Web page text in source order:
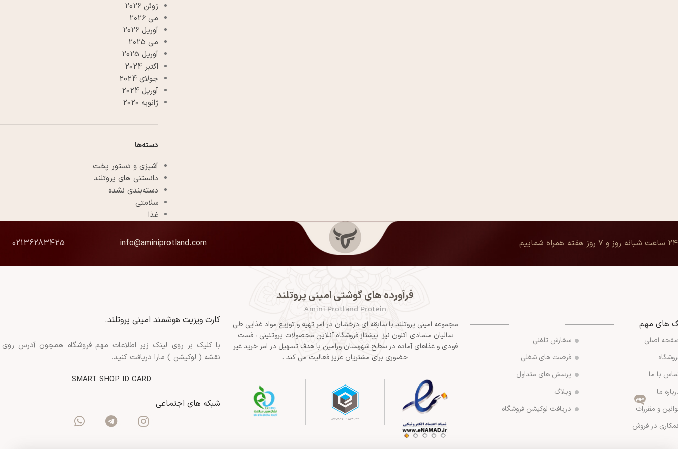
ژوئن 2026
می 2026
آوریل 2026
می 2025
آوریل 2025
اکتبر 2024
جولای 2024
آوریل 2024
ژانویه 2020
دسته‌ها
آشپزی و دستور پخت
دانستنی های پروتلند
دسته‌بندی نشده
سلامتی
غذا
۲۴ ساعت شبانه روز و ۷ روز هفته همراه شماییم info@aminiprotland.com
02136283425
های مهم
اصلی
با ما
ما
و مقررات
مهم
در فروش
سفارش تلفنی
فرصت های شغلی
پرسش های متداول
وبلاگ
دریافت لوکیشن فروشگاه
فرآورده های گوشتی امینی پروتلند
Amini Protland Protein
مجموعه امینی پروتلند با سابقه ای درخشان در امر تهیه و توزیع مواد غذایی طی
سالیان متمادی اکنون نیز پیشتاز فروشگاه آنلاین محصولات پروتئینی ، فست
فودی و غذاهای آماده در سطح شهرستان ورامین با هدف تسهیل در امر خرید غیر
حضوری برای مشتریان عزیز فعالیت می کند .
کارت ویزیت هوشمند امینی پروتلند.
با کلیک بر روی لینک زیر اطلاعات مهم فروشگاه همچون آدرس روی
نقشه ( لوکیشن ) مارا دریافت کنید.
SMART SHOP ID CARD
شبکه های اجتماعی